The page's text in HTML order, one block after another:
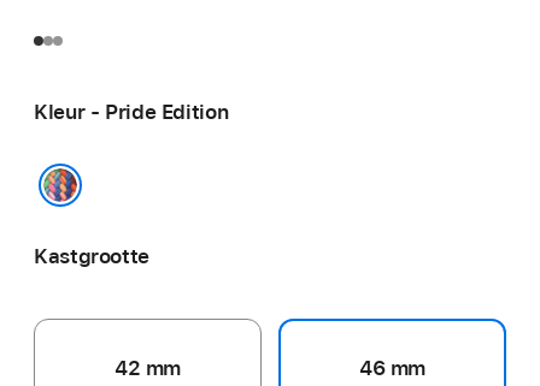
Kleur - Pride Edition
Kastgrootte
42 mm 46 mm